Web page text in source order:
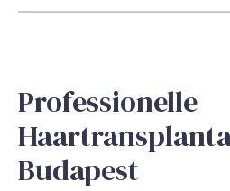
Professionelle
Budapest